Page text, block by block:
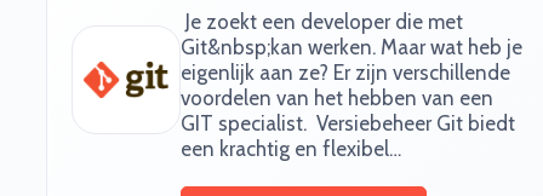
‍ Je zoekt een developer die met
Git&nbsp;kan werken. Maar wat heb je
eigenlijk aan ze? Er zijn verschillende
voordelen van het hebben van een
GIT specialist. ‍ Versiebeheer Git biedt
een krachtig en flexibel…